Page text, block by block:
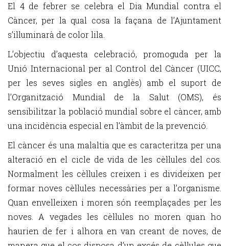
El 4 de febrer se celebra el Dia Mundial contra el
Càncer, per la qual cosa la façana de l’Ajuntament
s’il·luminarà de color lila.
L’objectiu d’aquesta celebració, promoguda per la
Unió Internacional per al Control del Càncer (UICC,
per les seves sigles en anglès) amb el suport de
l’Organització Mundial de la Salut (OMS), és
sensibilitzar la població mundial sobre el càncer, amb
una incidència especial en l’àmbit de la prevenció.
El càncer és una malaltia que es caracteritza per una
alteració en el cicle de vida de les cèl·lules del cos.
Normalment les cèl·lules creixen i es divideixen per
formar noves cèl·lules necessàries per a l’organisme.
Quan envelleixen i moren són reemplaçades per les
noves. A vegades les cèl·lules no moren quan ho
haurien de fer i alhora en van creant de noves, de